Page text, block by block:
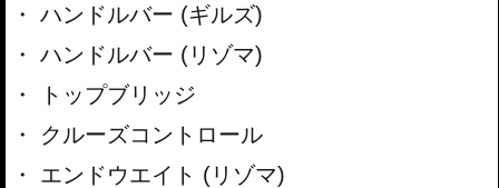
ハンドルバー (ギルズ)
ハンドルバー (リゾマ)
トップブリッジ
クルーズコントロール
エンドウエイト (リゾマ)